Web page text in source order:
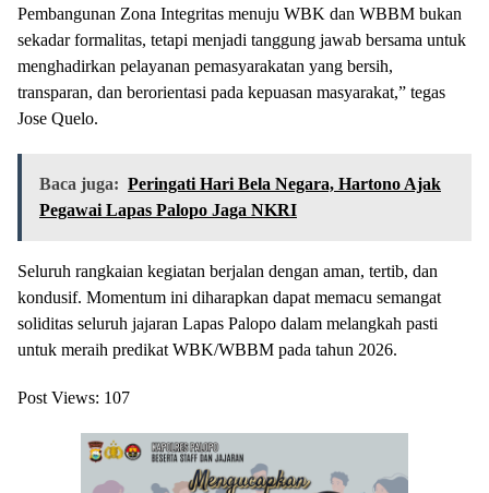
Pembangunan Zona Integritas menuju WBK dan WBBM bukan
sekadar formalitas, tetapi menjadi tanggung jawab bersama untuk
menghadirkan pelayanan pemasyarakatan yang bersih,
transparan, dan berorientasi pada kepuasan masyarakat,” tegas
Jose Quelo.
Baca juga: Peringati Hari Bela Negara, Hartono Ajak
Pegawai Lapas Palopo Jaga NKRI
Seluruh rangkaian kegiatan berjalan dengan aman, tertib, dan
kondusif. Momentum ini diharapkan dapat memacu semangat
soliditas seluruh jajaran Lapas Palopo dalam melangkah pasti
untuk meraih predikat WBK/WBBM pada tahun 2026.
Post Views: 107